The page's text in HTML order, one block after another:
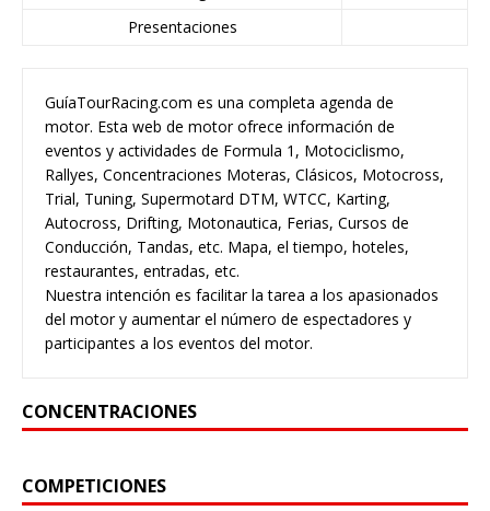
Presentaciones
GuíaTourRacing.com es una completa agenda de
motor. Esta web de motor ofrece información de
eventos y actividades de Formula 1, Motociclismo,
Rallyes, Concentraciones Moteras, Clásicos, Motocross,
Trial, Tuning, Supermotard DTM, WTCC, Karting,
Autocross, Drifting, Motonautica, Ferias, Cursos de
Conducción, Tandas, etc. Mapa, el tiempo, hoteles,
restaurantes, entradas, etc.
Nuestra intención es facilitar la tarea a los apasionados
del motor y aumentar el número de espectadores y
participantes a los eventos del motor.
CONCENTRACIONES
COMPETICIONES